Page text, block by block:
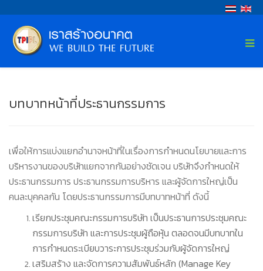
บทบาทหน้าที่ประธานกรรมการ
เพื่อให้การแบ่งแยกอำนาจหน้าที่ในเรื่องการกำหนดนโยบายและการ
บริหารงานของบริษัทแยกจากกันอย่างชัดเจน บริษัทจึงกำหนดให้
ประธานกรรมการ ประธานกรรมการบริหาร และผู้จัดการใหญ่เป็น
คนละบุคคลกัน โดยประธานกรรมการมีบทบาทหน้าที่ ดังนี้
เรียกประชุมคณะกรรมการบริษัท เป็นประธานการประชุมคณะ
กรรมการบริษัท และการประชุมผู้ถือหุ้น ตลอดจนมีบทบาทใน
การกำหนดระเบียบวาระการประชุมร่วมกับผู้จัดการใหญ่
เสริมสร้าง และจัดการความสัมพันธ์หลัก (Manage Key